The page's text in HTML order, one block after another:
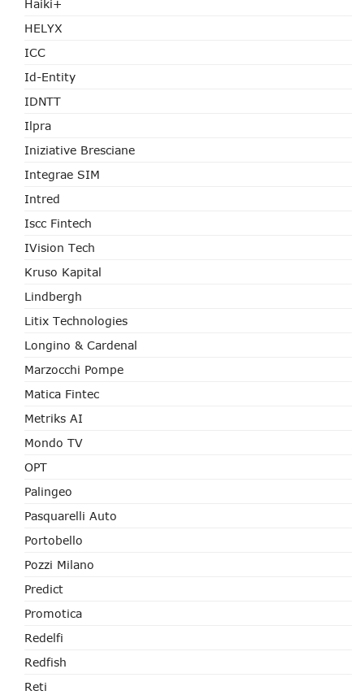
Haiki+
HELYX
ICC
Id-Entity
IDNTT
Ilpra
Iniziative Bresciane
Integrae SIM
Intred
Iscc Fintech
IVision Tech
Kruso Kapital
Lindbergh
Litix Technologies
Longino & Cardenal
Marzocchi Pompe
Matica Fintec
Metriks AI
Mondo TV
OPT
Palingeo
Pasquarelli Auto
Portobello
Pozzi Milano
Predict
Promotica
Redelfi
Redfish
Reti